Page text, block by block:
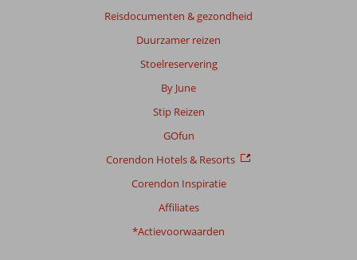
Reisdocumenten & gezondheid
Duurzamer reizen
Stoelreservering
By June
Stip Reizen
GOfun
Corendon Hotels & Resorts
Corendon Inspiratie
Affiliates
*Actievoorwaarden